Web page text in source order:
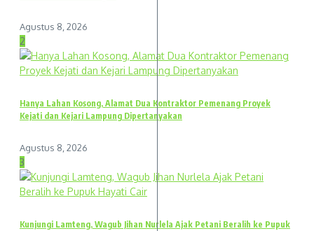
Agustus 8, 2026
2
Hanya Lahan Kosong, Alamat Dua Kontraktor Pemenang Proyek
Kejati dan Kejari Lampung Dipertanyakan
Agustus 8, 2026
3
Kunjungi Lamteng, Wagub Jihan Nurlela Ajak Petani Beralih ke Pupuk